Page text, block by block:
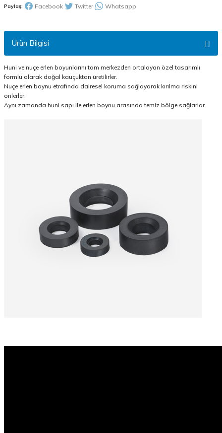
Paylaş: Facebook Twitter Whatsapp
Ürün Bilgisi
Huni ve nuçe erlen boyunlarını tam merkezden ortalayan özel tasarımlı
formlu olarak doğal kauçuktan üretilirler.
Nuçe erlen boynu etrafında dairesel koruma sağlayarak kırılma riskini
önlerler.
Aynı zamanda huni sapı ile erlen boynu arasında temiz bölge sağlarlar.